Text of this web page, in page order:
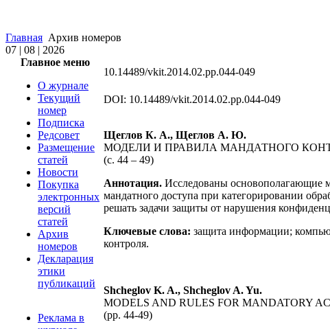
Главная Архив номеров
07 | 08 | 2026
Главное меню
О журнале
Текущий
номер
Подписка
Редсовет
Размещение
статей
Новости
Покупка
электронных
версий
статей
Архив
номеров
Декларация
этики
публикаций
Реклама в
10.14489/vkit.2014.02.pp.044-049
DOI: 10.14489/vkit.2014.02.pp.044-049
Щеглов К. А., Щеглов А. Ю.
МОДЕЛИ И ПРАВИЛА МАНДАТНОГО
(с. 44 – 49)
Аннотация. Исследованы основополагающие
мандатного доступа при категорировании
решать задачи защиты от нарушения
Ключевые слова: защита информации;
контроля.
Shcheglov K. A., Shcheglov A. Yu.
MODELS AND RULES FOR MANDATORY
(pp. 44-49)